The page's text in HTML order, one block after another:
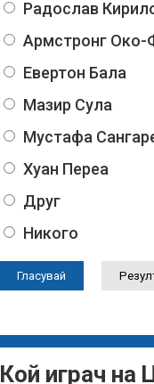
Радослав
Армстронг Око-
Евертон Бала
Мазир Сула
Мустафа
Хуан Переа
Друг
Никого
Кой играч на